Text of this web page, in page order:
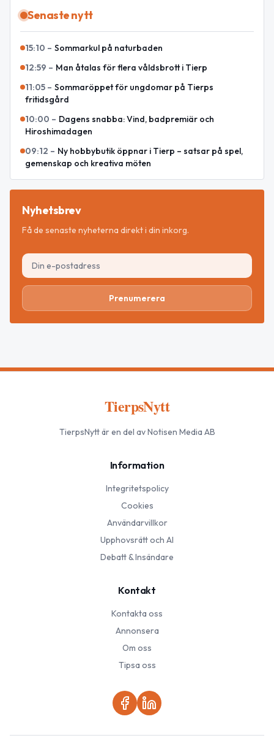
Senaste nytt
15:10 – Sommarkul på naturbaden
12:59 – Man åtalas för flera våldsbrott i Tierp
11:05 – Sommaröppet för ungdomar på Tierps
fritidsgård
10:00 – Dagens snabba: Vind, badpremiär och
Hiroshimadagen
09:12 – Ny hobbybutik öppnar i Tierp – satsar på spel,
gemenskap och kreativa möten
Nyhetsbrev
Få de senaste nyheterna direkt i din inkorg.
Prenumerera
TierpsNytt
TierpsNyttär en del av Notisen Media AB
Information
Integritetspolicy
Cookies
Användarvillkor
Upphovsrätt och AI
Debatt & Insändare
Kontakt
Kontakta oss
Annonsera
Om oss
Tipsa oss